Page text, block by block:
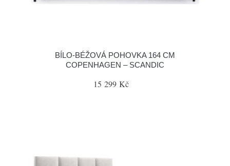
BÍLO-BÉŽOVÁ POHOVKA 164 CM
COPENHAGEN – SCANDIC
15 299 Kč